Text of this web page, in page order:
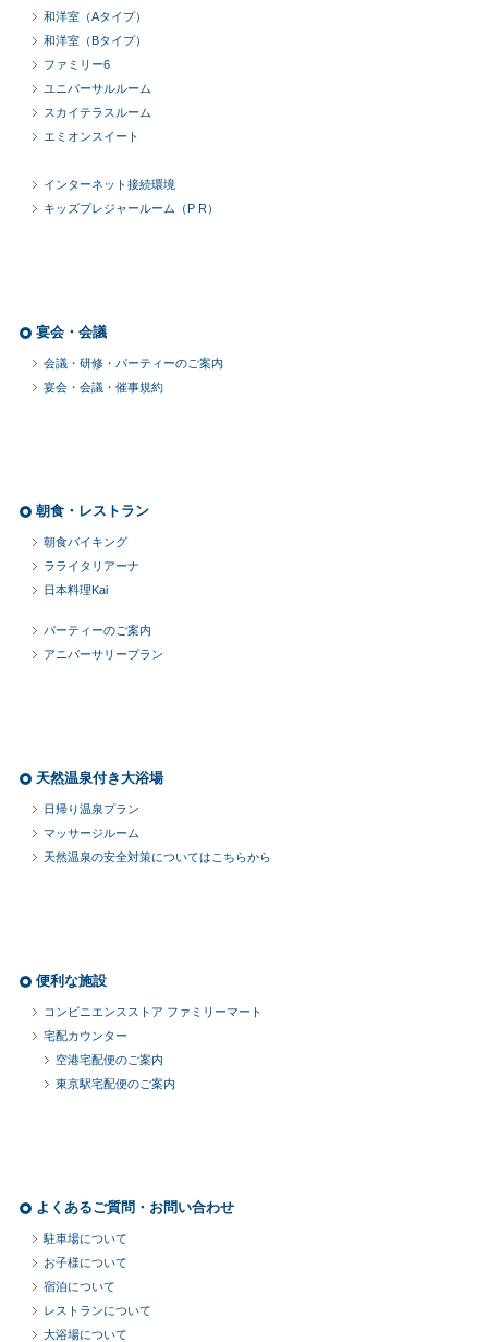
和洋室（Aタイプ）
和洋室（Bタイプ）
ファミリー6
ユニバーサルルーム
スカイテラスルーム
エミオンスイート
インターネット接続環境
キッズプレジャールーム（P R）
宴会・会議
会議・研修・パーティーのご案内
宴会・会議・催事規約
朝食・レストラン
朝食バイキング
ラライタリアーナ
日本料理Kai
パーティーのご案内
アニバーサリープラン
天然温泉付き大浴場
日帰り温泉プラン
マッサージルーム
天然温泉の安全対策についてはこちらから
便利な施設
コンビニエンスストア ファミリーマート
宅配カウンター
空港宅配便のご案内
東京駅宅配便のご案内
よくあるご質問・お問い合わせ
駐車場について
お子様について
宿泊について
レストランについて
大浴場について